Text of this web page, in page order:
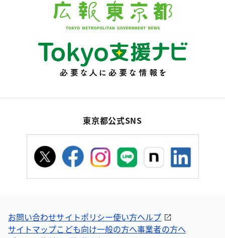
東京都公式SNS
お問い合わせサイトポリシー使い方ヘルプ
サイトマップこども向け一般の方へ事業者の方へ